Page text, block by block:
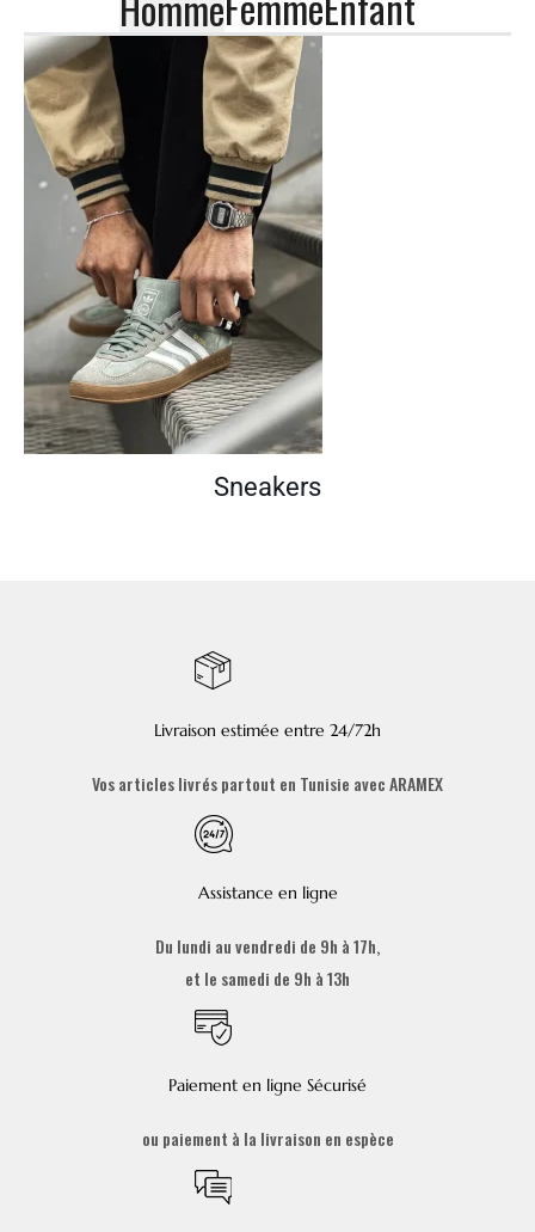
Sneakers
Livraison estimée entre 24/72h
Vos articles livrés partout en Tunisie avec ARAMEX
Assistance en ligne
Du lundi au vendredi de 9h à 17h,
et le samedi de 9h à 13h
Paiement en ligne Sécurisé
ou paiement à la livraison en espèce